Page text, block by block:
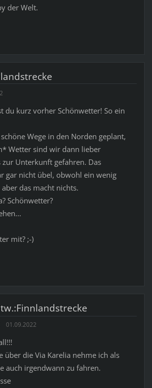
der Welt.
du kurz vorher Schönwetter! So ein
Wege in den Norden geplant,
Wetter sind wir dann lieber
zur Unterkunft gefahren. Das
gar nicht übel, obwohl ein wenig
das macht nichts.
Schönwetter?
mit? ;-)
01.09.2022
über die Via Karelia nehme ich als
auch irgendwann zu fahren.